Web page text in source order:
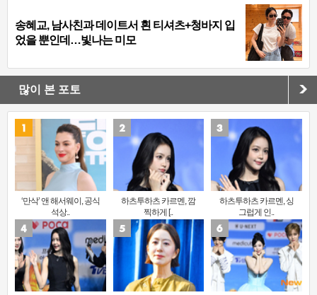
송혜교, 남사친과 데이트서 흰 티셔츠+청바지 입
었을 뿐인데…빛나는 미모
많이 본 포토
‘만삭’ 앤 해서웨이, 공식
석상..
하츠투하츠 카르멘, 깜
찍하게 [..
하츠투하츠 카르멘, 싱
그럽게 인..